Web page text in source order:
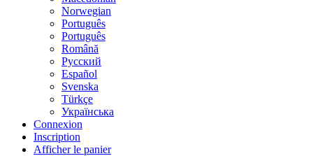
Norwegian
Português
Português
Română
Русский
Español
Svenska
Türkçe
Українська
Connexion
Inscription
Afficher le panier